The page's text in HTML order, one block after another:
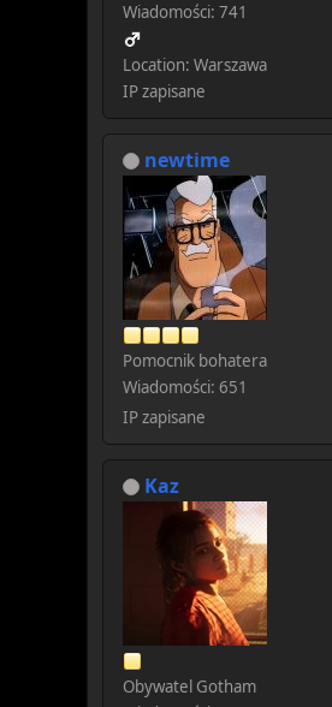
Wiadomości: 741
Location: Warszawa
IP zapisane
newtime
Pomocnik bohatera
Wiadomości: 651
IP zapisane
Kaz
Obywatel Gotham